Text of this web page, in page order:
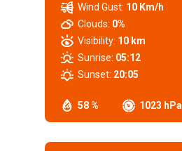
58 % 1023 hPa
Wind Gust: 10 Km/h
Clouds: 0%
Visibility: 10 km
Sunrise: 05:12
Sunset: 20:05